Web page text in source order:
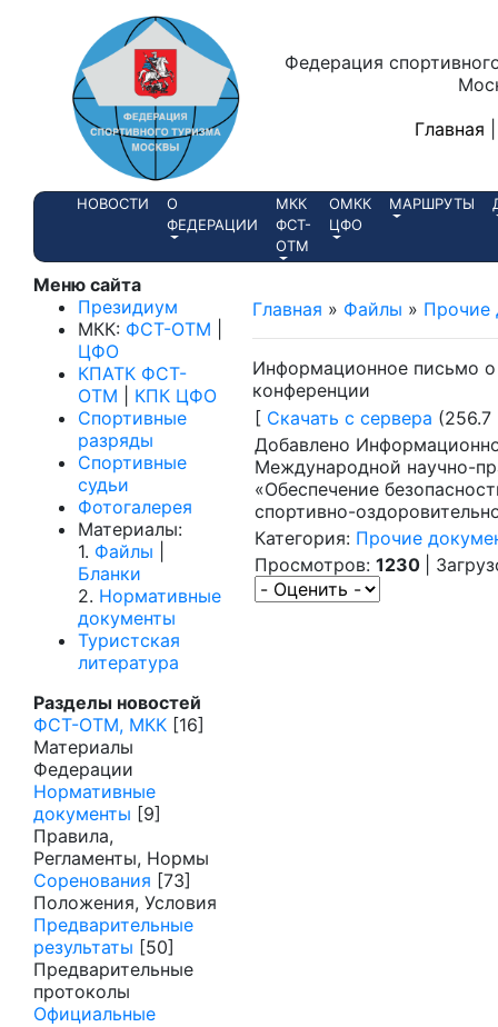
Федерация
Главная
НОВОСТИ
О
ФЕДЕРАЦИИ
МКК
ФСТ-
ОТМ
ОМКК
ЦФО
МАРШРУТЫ
Меню сайта
Президиум
МКК: ФСТ-ОТМ
ЦФО
КПАТК ФСТ-
ОТМ
КПК ЦФО
Cпортивные
разряды
Спортивные
судьи
Фотогалерея
Материалы:
1. Файлы
Бланки
2. Нормативные
документы
Туристская
литература
Разделы новостей
ФСТ-ОТМ, МКК [16]
Материалы
Федерации
Нормативные
документы [9]
Правила,
Регламенты, Нормы
Соренования [73]
Положения, Условия
Предварительные
результаты [50]
Предварительные
протоколы
Официальные
Главная » Файлы » Прочие
Информационное письмо
конференции
[ Скачать с сервера (256.7
Добавлено
Международной научно-
«Обеспечение
спортивно-
Категория: Прочие
Просмотров: 1230 |